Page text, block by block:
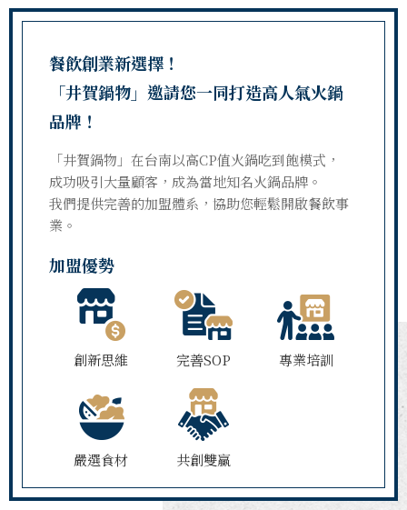
餐飲創業新選擇！
「井賀鍋物」邀請您一同打造高人氣火鍋
品牌！
「井賀鍋物」在台南以高CP值火鍋吃到飽模式，
成功吸引大量顧客，成為當地知名火鍋品牌。
我們提供完善的加盟體系，協助您輕鬆開啟餐飲事
業。
加盟優勢
創新思維 完善SOP 專業培訓
嚴選食材 共創雙贏